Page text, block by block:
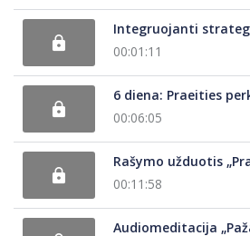
Integruojanti
00:01:11
6 diena: Praeities
00:06:05
Rašymo užduotis
00:11:58
Audiomeditacija